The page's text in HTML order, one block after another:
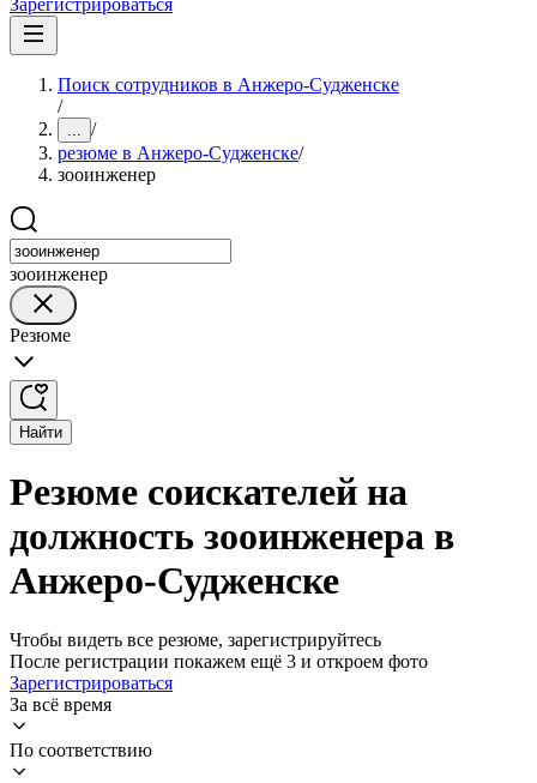
Зарегистрироваться
Поиск сотрудников в Анжеро-Судженске
/
... /
резюме в Анжеро-Судженске/
зооинженер
зооинженер
Резюме
Найти
Резюме соискателей на
должность зооинженера в
Анжеро-Судженске
Чтобы видеть все резюме, зарегистрируйтесь
После регистрации покажем ещё 3 и откроем фото
Зарегистрироваться
За всё время
По соответствию